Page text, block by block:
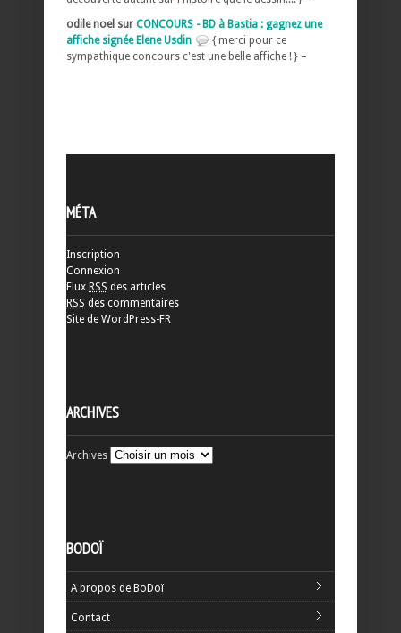
odile noel sur CONCOURS - BD à Bastia : gagnez une
affiche signée Elene Usdin
{ merci pour ce
sympathique concours c'est une belle affiche ! } –
MÉTA
Inscription
Connexion
Flux RSS des articles
RSS des commentaires
Site de WordPress-FR
ARCHIVES
Archives
BODOÏ
A propos de BoDoï
Contact